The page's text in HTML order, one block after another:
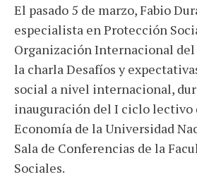
El pasado 5 de marzo, Fabio
especialista en Protección
Organización Internacional
la charla Desafíos y
social a nivel internacional,
inauguración del I ciclo lectivo
Economía de la Universidad
Sala de Conferencias de la
Sociales.